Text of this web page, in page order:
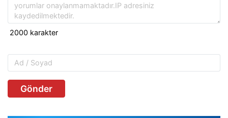
Gönder